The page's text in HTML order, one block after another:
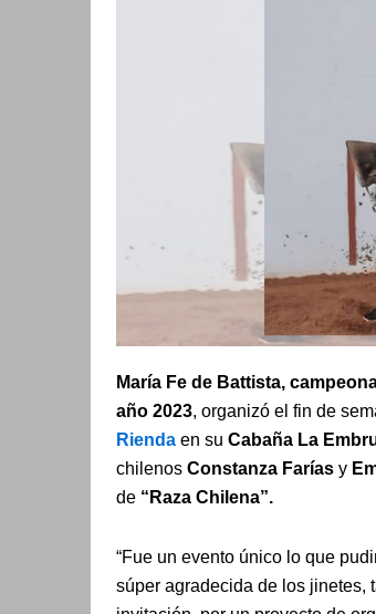
María Fe de Battista,
año 2023, organizó el fin de
Rienda en su Cabaña La
chilenos Constanza Farías y
de “Raza Chilena”.
“Fue un evento único lo que
súper agradecida de los jinetes,